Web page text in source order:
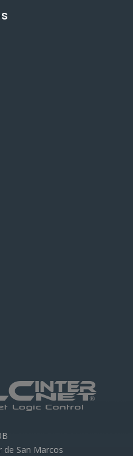
de San Marcos